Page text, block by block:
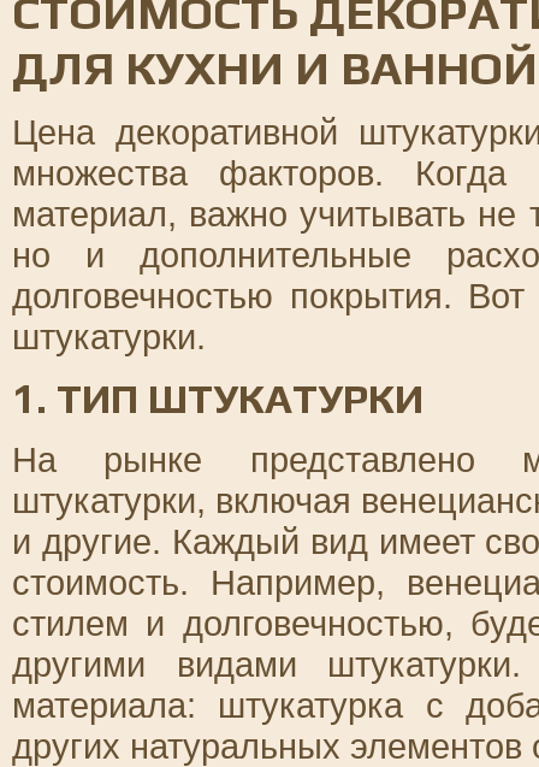
СТОИМОСТЬ
ДЛЯ КУХНИ И
Цена декоративной
множества факторов.
материал, важно учитывать не
но и дополнительные
долговечностью покрытия.
штукатурки.
1. ТИП ШТУКАТУРКИ
На рынке представлено
штукатурки, включая
и другие. Каждый вид имеет
стоимость. Например,
стилем и долговечностью,
другими видами
материала: штукатурка с
других натуральных